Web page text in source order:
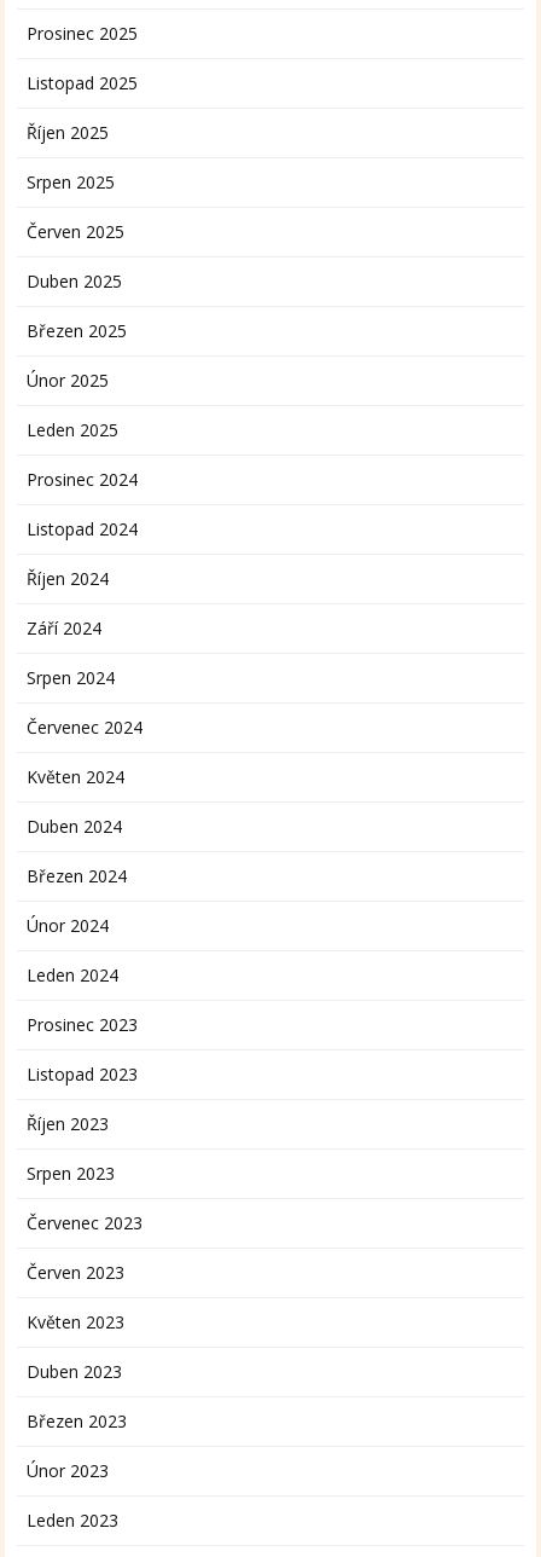
Prosinec 2025
Listopad 2025
Říjen 2025
Srpen 2025
Červen 2025
Duben 2025
Březen 2025
Únor 2025
Leden 2025
Prosinec 2024
Listopad 2024
Říjen 2024
Září 2024
Srpen 2024
Červenec 2024
Květen 2024
Duben 2024
Březen 2024
Únor 2024
Leden 2024
Prosinec 2023
Listopad 2023
Říjen 2023
Srpen 2023
Červenec 2023
Červen 2023
Květen 2023
Duben 2023
Březen 2023
Únor 2023
Leden 2023